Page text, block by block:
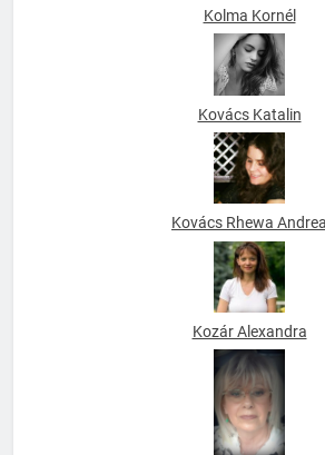
Kolma Kornél
Kovács Katalin
Kovács Rhewa Andrea
Kozár Alexandra